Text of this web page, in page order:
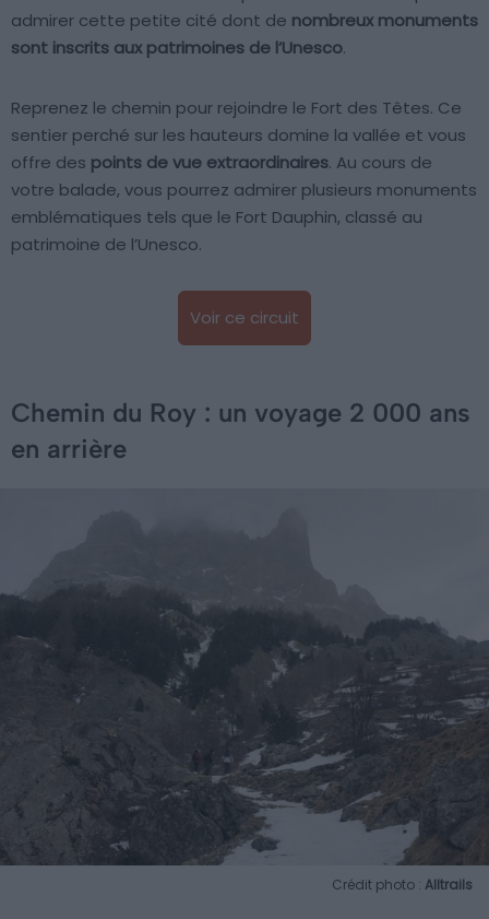
admirer cette petite cité dont de nombreux monuments
sont inscrits aux patrimoines de l’Unesco.
Reprenez le chemin pour rejoindre le Fort des Têtes. Ce
sentier perché sur les hauteurs domine la vallée et vous
offre des points de vue extraordinaires. Au cours de
votre balade, vous pourrez admirer plusieurs monuments
emblématiques tels que le Fort Dauphin, classé au
patrimoine de l’Unesco.
Voir ce circuit
Chemin du Roy : un voyage 2 000 ans
en arrière
Crédit photo : Alltrails